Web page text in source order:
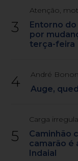
3
Atenção,
Entorno do
por
terça-feira
4 André
Auge,
5
Carga
Caminhão
camarão é
Indaial